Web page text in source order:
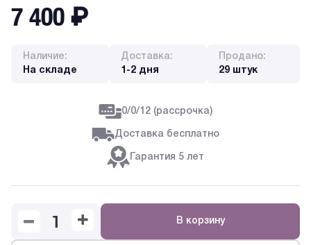
7 400 ₽
Наличие:
На складе
Доставка:
1-2 дня
Продано:
29 штук
0/0/12 (рассрочка)
Доставка бесплатно
Гарантия 5 лет
В корзину